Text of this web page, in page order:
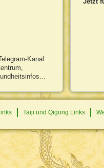
Kanal:
Taiji und Qigong Links